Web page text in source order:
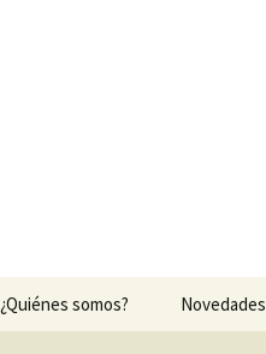
¿Quiénes somos? Novedades